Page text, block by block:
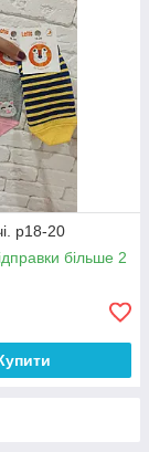
р18-20
більше 2